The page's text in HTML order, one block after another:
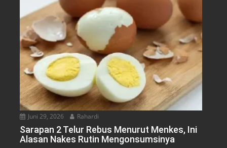
Juni 29, 2026 Rahardi
Sarapan 2 Telur Rebus Menurut Menkes, Ini
Alasan Nakes Rutin Mengonsumsinya